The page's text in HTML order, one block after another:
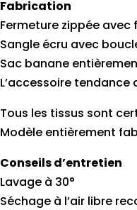
Fabrication
Fermeture zippée
Sangle écru avec
Sac banane
L’accessoire tendance
Tous les tissus sont
Modèle entièrement
Conseils d’entretien
Lavage à 30°
Séchage à l’air libre